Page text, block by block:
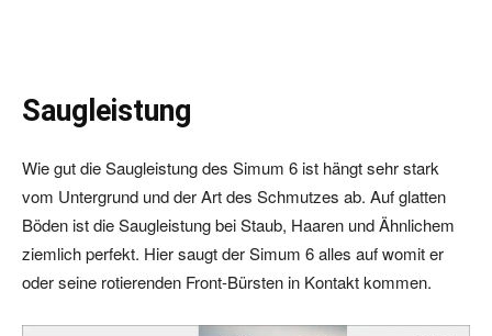
Saugleistung
Wie gut die Saugleistung des Simum 6 ist hängt sehr stark
vom Untergrund und der Art des Schmutzes ab. Auf glatten
Böden ist die Saugleistung bei Staub, Haaren und Ähnlichem
ziemlich perfekt. Hier saugt der Simum 6 alles auf womit er
oder seine rotierenden Front-Bürsten in Kontakt kommen.